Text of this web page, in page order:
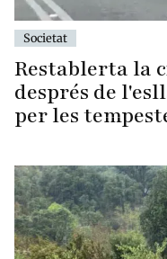
Societat
Restablerta la
després de
per les